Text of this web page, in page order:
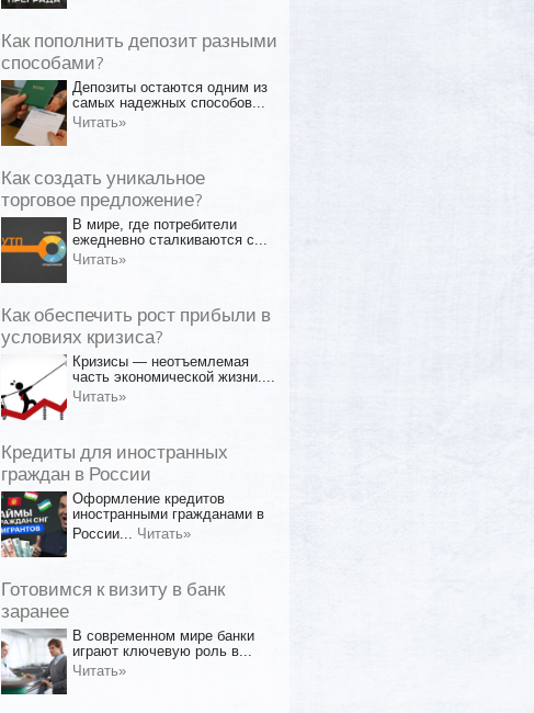
Как пополнить депозит разными
способами?
Депозиты остаются одним из
самых надежных способов...
Читать»
Как создать уникальное
торговое предложение?
В мире, где потребители
ежедневно сталкиваются с...
Читать»
Как обеспечить рост прибыли в
условиях кризиса?
Кризисы — неотъемлемая
часть экономической жизни....
Читать»
Кредиты для иностранных
граждан в России
Оформление кредитов
иностранными гражданами в
России... Читать»
Готовимся к визиту в банк
заранее
В современном мире банки
играют ключевую роль в...
Читать»